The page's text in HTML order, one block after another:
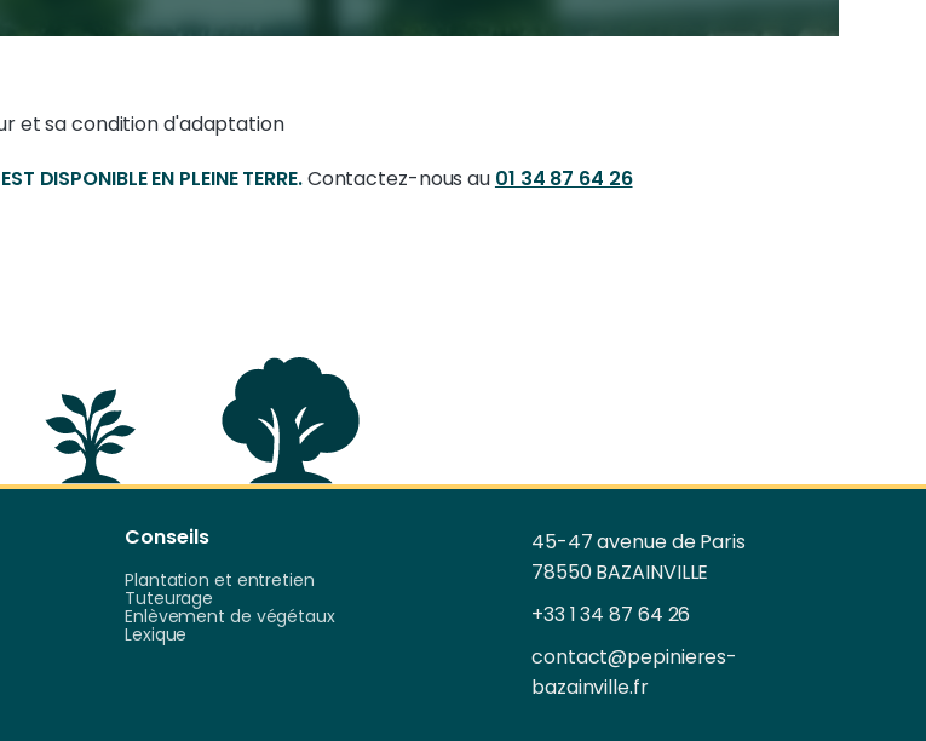
et sa condition d'adaptation
DISPONIBLE EN PLEINE TERRE.Contactez-nous au 01 34 87 64 26
Conseils
Plantation et entretien
Tuteurage
Enlèvement de végétaux
Lexique
45-47 avenue de Paris
78550 BAZAINVILLE
+33 1 34 87 64 26
contact@pepinieres-
bazainville.fr